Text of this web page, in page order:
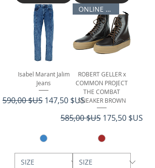
Isabel Marant Jalim
Jeans
Prix original
590,00 $US Prix promotionnel
147,50 $US
ONLINE ONLY
ROBERT GELLER x
COMMON PROJECT
THE COMBAT
SNEAKER BROWN
Prix original
585,00 $US Prix
175,50 $US